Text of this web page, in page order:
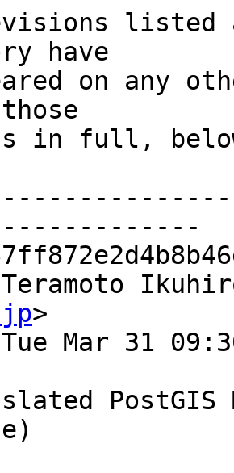
listed
have
on any
in full,
>
Mar 31